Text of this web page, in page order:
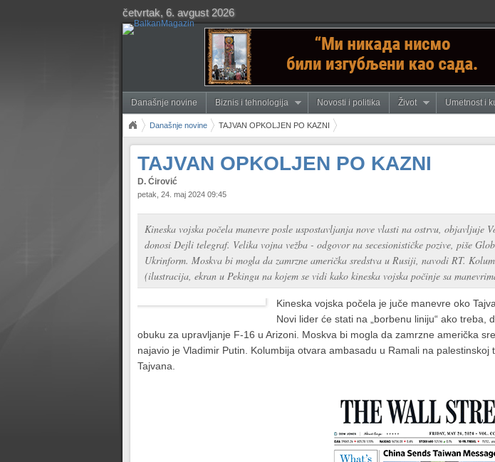
četvrtak, 6. avgust 2026
Današnje novine Biznis i tehnologija Novosti i politika Život Umetnost i
Današnje novine TAJVAN OPKOLJEN PO KAZNI
TAJVAN OPKOLJEN PO KAZNI
D. Ćirović
petak, 24. maj 2024 09:45
Kineska vojska počela manevre posle uspostavljanja nove vlasti na ostrvu, objavljuje
donosi Dejli telegraf. Velika vojna vežba - odgovor na secesionističke pozive, piše
Ukrinform. Moskva bi mogla da zamrzne američka sredstva u Rusiji, navodi RT.
(ilustracija, ekran u Pekingu na kojem se vidi kako kineska vojska počinje sa
Kineska vojska počela je juče manevre oko
Novi lider će stati na „borbenu liniju“ ako
obuku za upravljanje F-16 u Arizoni. Moskva bi mogla da zamrzne američka
najavio je Vladimir Putin. Kolumbija otvara ambasadu u Ramali na
Tajvana.